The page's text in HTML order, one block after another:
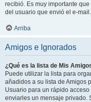
recibió. Es muy importante
del usuario que envió el e-
Arriba
Amigos e Ignorados
¿Qué es la lista de Mis
Puede utilizar la lista para
añadidos a su lista de Amigos
Usuario para un rápido
enviarles un mensaje privado.